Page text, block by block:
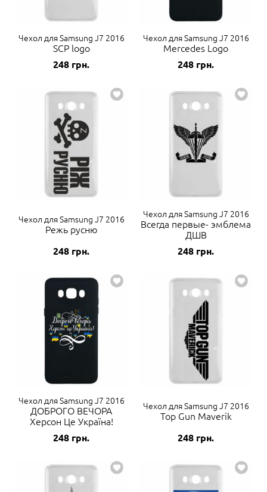
Чехол для Samsung J7 2016
SCP logo
248 грн.
Чехол для Samsung J7 2016
Mercedes Logo
248 грн.
Чехол для Samsung J7 2016
Режь русню
248 грн.
Чехол для Samsung J7 2016
Всегда первые- эмблема
ДШВ
248 грн.
Чехол для Samsung J7 2016
ДОБРОГО ВЕЧОРА
Херсон Це Україна!
248 грн.
Чехол для Samsung J7 2016
Top Gun Maverik
248 грн.